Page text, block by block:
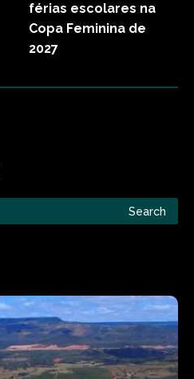
férias escolares na
Copa Feminina de
2027
Search